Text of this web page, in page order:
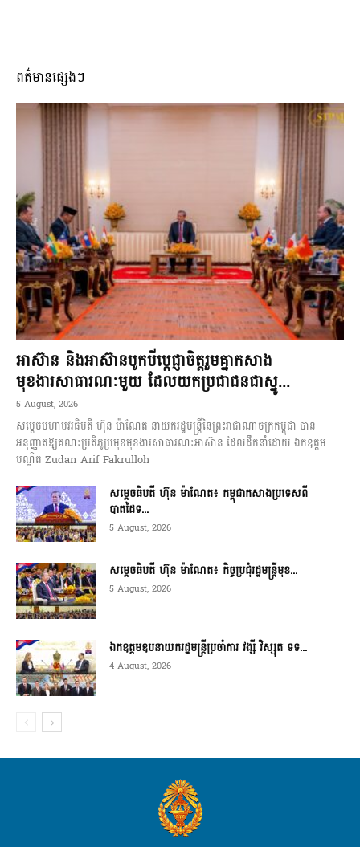
ពត៌មានផ្សេងៗ
អាស៊ាន និងអាស៊ានបូកបីប្តេជ្ញាចិត្តរួមគ្នាកសាង
មុខងារសាធារណៈមួយ ដែលយកប្រជាជនជាស្នូ...
5 August, 2026
សម្តេចមហាបវរធិបតី ហ៊ុន ម៉ាណែត នាយករដ្ឋមន្ត្រីនៃព្រះរាជាណាចក្រកម្ពុជា បាន
អនុញ្ញាតឱ្យគណៈប្រតិភូប្រមុខមុខងារសាធារណៈអាស៊ាន ដែលដឹកនាំដោយ ឯកឧត្តម
បណ្ឌិត Zudan Arif Fakrulloh
សម្ដេចធិបតី ហ៊ុន ម៉ាណែត៖ កម្ពុជាកសាងប្រទេសពី
បាតដៃទ...
5 August, 2026
សម្ដេចធិបតី ហ៊ុន ម៉ាណែត៖ កិច្ចប្រជុំរដ្ឋមន្ត្រីមុខ...
5 August, 2026
ឯកឧត្តមឧបនាយករដ្ឋមន្ត្រីប្រចាំការ វង្សី វិស្សុត ទទ...
4 August, 2026